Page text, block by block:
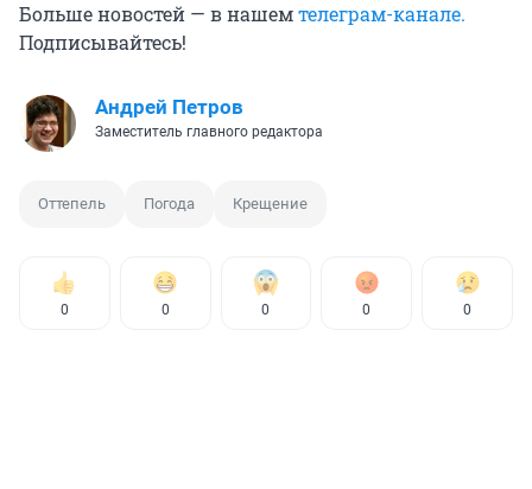
Больше новостей — в нашемтелеграм-канале.
Подписывайтесь!
Андрей Петров
Заместитель главного редактора
Оттепель Погода Крещение
0 0 0 0 0